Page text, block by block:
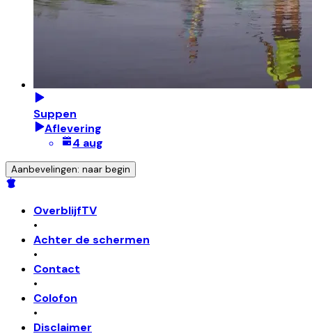
Suppen
Aflevering
4 aug
Aanbevelingen: naar begin
OverblijfTV
•
Achter de schermen
•
Contact
•
Colofon
•
Disclaimer